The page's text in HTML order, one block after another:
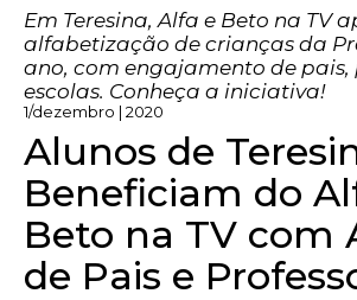
Em Teresina, Alfa e Beto na TV
alfabetização de crianças da
ano, com engajamento de pais,
escolas. Conheça a iniciativa!
1/dezembro | 2020
Alunos de
Beneficiam do
Beto na TV com
de Pais e